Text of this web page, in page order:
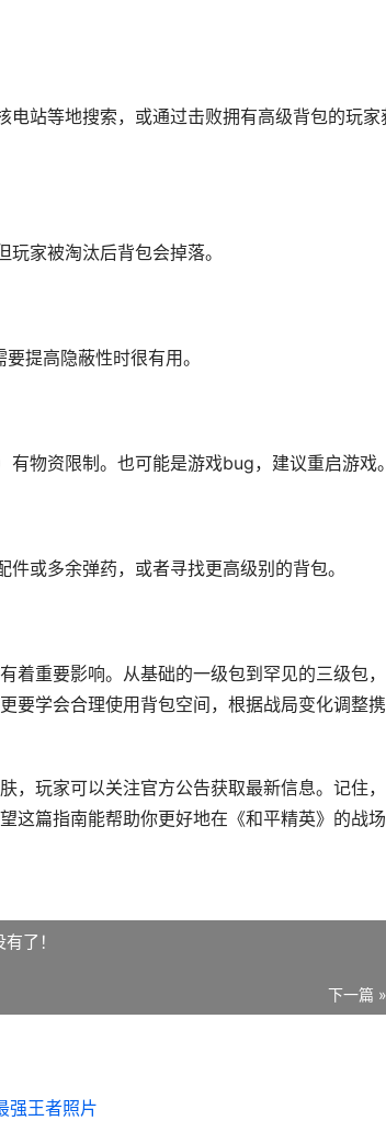
站等地搜索，或通过击败拥有高级背包的玩家
家被淘汰后背包会掉落。
提高隐蔽性时很有用。
有物资限制。也可能是游戏bug，建议重启游戏
或多余弹药，或者寻找更高级别的背包。
着重要影响。从基础的一级包到罕见的三级包
要学会合理使用背包空间，根据战局变化调整
，玩家可以关注官方公告获取最新信息。记住
这篇指南能帮助你更好地在《和平精英》的战
有了！
下一篇 »
强王者照片